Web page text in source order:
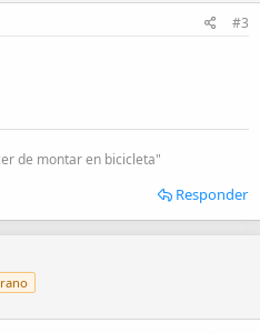
#3
de montar en bicicleta"
Responder